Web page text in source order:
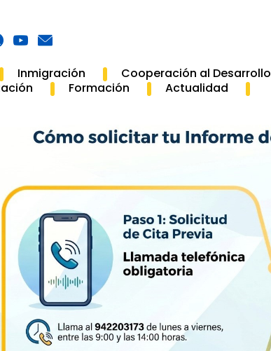
Inmigración Cooperación al Desarrollo
Formación Actualidad